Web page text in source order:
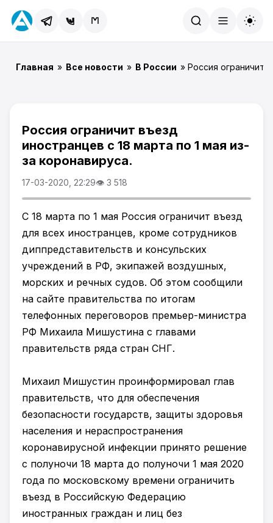
Главная » Все новости » В России » Россия ограничит
Россия ограничит въезд
иностранцев с 18 марта по 1 мая из-
за коронавируса.
17-03-2020, 22:29👁 3 518
С 18 марта по 1 мая Россия ограничит въезд
для всех иностранцев, кроме сотрудников
диппредставительств и консульских
учреждений в РФ, экипажей воздушных,
морских и речных судов. Об этом сообщили
на сайте правительства по итогам
телефонных переговоров премьер-министра
РФ Михаила Мишустина с главами
правительств ряда стран СНГ.
Михаил Мишустин проинформировал глав
правительств, что для обеспечения
безопасности государств, защиты здоровья
населения и нераспространения
коронавирусной инфекции принято решение
с полуночи 18 марта до полуночи 1 мая 2020
года по московскому времени ограничить
въезд в Российскую Федерацию
иностранных граждан и лиц без